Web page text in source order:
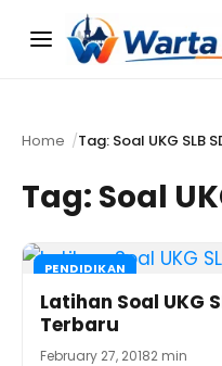
Menu
Home Tag: Soal UKG SLB
Tag: Soal
PENDIDIKAN
Latihan Soal UKG
Terbaru
February 27, 20182 min